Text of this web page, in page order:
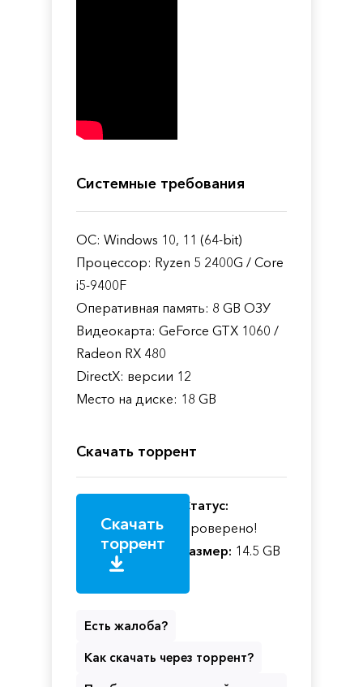
Системные требования
ОС: Windows 10, 11 (64-bit)
Процессор: Ryzen 5 2400G / Core
i5-9400F
Оперативная память: 8 GB ОЗУ
Видеокарта: GeForce GTX 1060 /
Radeon RX 480
DirectX: версии 12
Место на диске: 18 GB
Скачать торрент
Скачать
торрент
Статус:
Проверено!
Размер: 14.5 GB
Есть жалоба?
Как скачать через торрент?